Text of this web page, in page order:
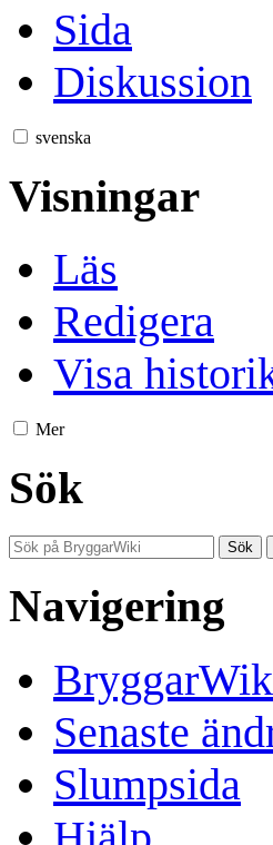
Sida
Diskussion
svenska
Visningar
Läs
Redigera
Visa
Mer
Sök
Navigering
Senaste
Slumpsida